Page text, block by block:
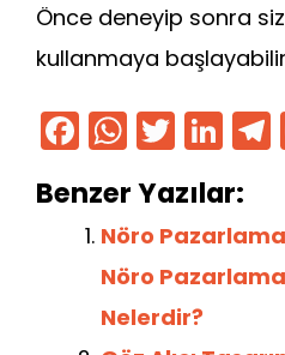
Önce deneyip sonra
kullanmaya
F
a
c
e
b
o
W
h
a
ts
A
p
T
w
itt
er
Li
n
k
e
dI
Benzer Yazılar:
Nöro
Nöro
Nelerdir?